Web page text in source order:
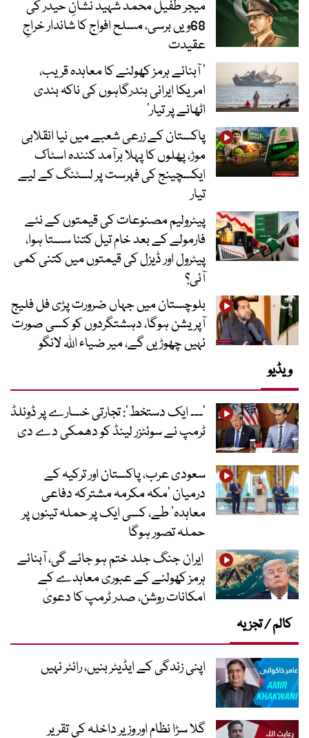
میجر طفیل محمد شہید نشانِ حیدر کی
68ویں برسی، مسلح افواج کا شاندار خراجِ
عقیدت
’ آبنائے ہرمز کھولنے کا معاہدہ قریب،
امریکا ایرانی بندرگاہوں کی ناکہ بندی
اٹھانے پر تیار‘
پاکستان کے زرعی شعبے میں نیا انقلابی
موڑ، پھلوں کا پہلا برآمد کنندہ اسٹاک
ایکسچینج کی فہرست پر لسٹنگ کے لیے
تیار
پیٹرولیم مصنوعات کی قیمتوں کے نئے
فارمولے کے بعد خام تیل کتنا سستا ہوا،
پیٹرول اور ڈیزل کی قیمتوں میں کتنی کمی
آئی؟
بلوچستان میں جہاں ضرورت پڑی فل فلیج
آپریشن ہوگا، دہشتگردوں کو کسی صورت
نہیں چھوڑیں گے، میر ضیاء اللہ لانگو
ویڈیو
’۔۔۔ ایک دستخط‘: تجارتی خسارے پر ڈونلڈ
ٹرمپ نے سوئٹزر لینڈ کو دھمکی دے دی
سعودی عرب، پاکستان اور ترکیہ کے
درمیان ’مکہ مکرمہ مشترکہ دفاعی
معاہدہ‘ طے، کسی ایک پر حملہ تینوں پر
حملہ تصور ہوگا
ایران جنگ جلد ختم ہو جائے گی، آبنائے
ہرمز کھولنے کے عبوری معاہدے کے
امکانات روشن، صدر ٹرمپ کا دعویٰ
کالم / تجزیہ
اپنی زندگی کے ایڈیٹر بنیں، رائٹر نہیں
گلا سڑا نظام اور وزیر داخلہ کی تقریر